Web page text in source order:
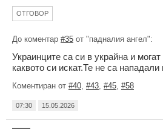
ОТГОВОР
До коментар #35 от "падналия ангел":
Украинците са си в украйна и
каквото си искат.Те не са
Коментиран от #40, #43, #45, #58
07:30 15.05.2026